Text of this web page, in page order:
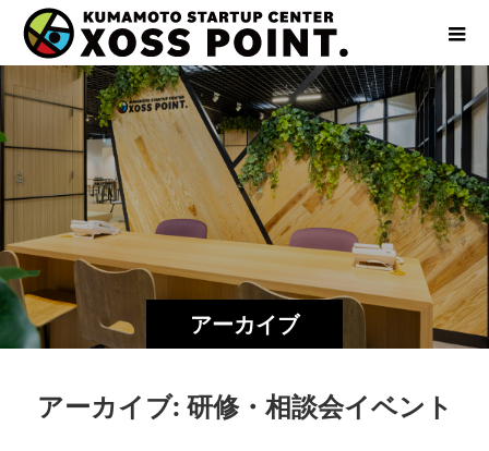
アーカイブ
アーカイブ: 研修・相談会イベント